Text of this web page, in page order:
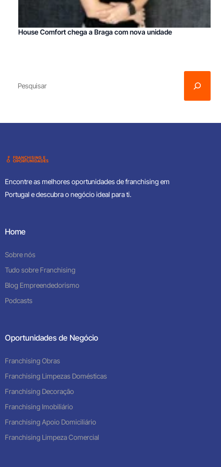
House Comfort chega a Braga com nova unidade
Encontre as melhores oportunidades de franchising em
Portugal e descubra o negócio ideal para ti.
Home
Sobre nós
Tudo sobre Franchising
Blog Empreendedorismo
Podcasts
Oportunidades de Negócio
Franchising Obras
Franchising Limpezas Domésticas
Franchising Decoração
Franchising Imobiliário
Franchising Apoio Domiciliário
Franchising Limpeza Comercial